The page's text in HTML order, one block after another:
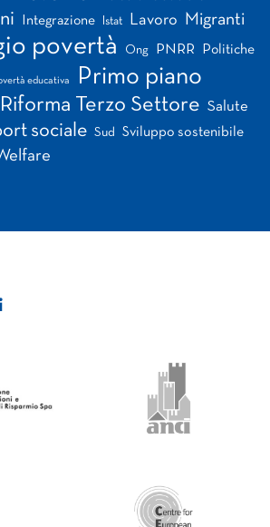
Integrazione Istat Lavoro Migranti
povertà Ong PNRR Politiche
educativa Primo piano
Riforma Terzo Settore Salute
sociale Sud Sviluppo sostenibile